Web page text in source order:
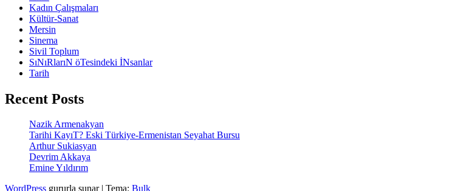
Kadın Çalışmaları
Kültür-Sanat
Mersin
Sinema
Sivil Toplum
SıNıRlarıN öTesindeki İNsanlar
Tarih
Recent Posts
Nazik Armenakyan
Tarihi KayıT? Eski Türkiye-Ermenistan Seyahat Bursu
Arthur Sukiasyan
Devrim Akkaya
Emine Yıldırım
WordPress gururla sunar Tema: Bulk